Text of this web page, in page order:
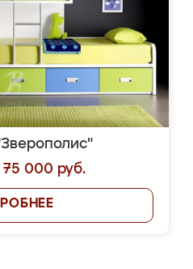
75 000 руб.